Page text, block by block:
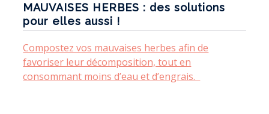
MAUVAISES HERBES : des solutions
pour elles aussi !
Compostez vos mauvaises herbes afin de
favoriser leur décomposition, tout en
consommant moins d’eau et d’engrais.